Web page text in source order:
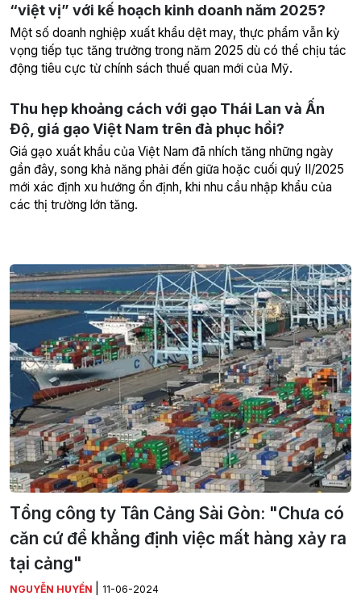
“việt vị” với kế hoạch kinh doanh năm 2025?
Một số doanh nghiệp xuất khẩu dệt may, thực phẩm vẫn kỳ
vọng tiếp tục tăng trưởng trong năm 2025 dù có thể chịu tác
động tiêu cực từ chính sách thuế quan mới của Mỹ.
Thu hẹp khoảng cách với gạo Thái Lan và Ấn
Độ, giá gạo Việt Nam trên đà phục hồi?
Giá gạo xuất khẩu của Việt Nam đã nhích tăng những ngày
gần đây, song khả năng phải đến giữa hoặc cuối quý II/2025
mới xác định xu hướng ổn định, khi nhu cầu nhập khẩu của
các thị trường lớn tăng.
Tổng công ty Tân Cảng Sài Gòn: "Chưa có
căn cứ để khẳng định việc mất hàng xảy ra
tại cảng"
NGUYỄN HUYỀN 11-06-2024